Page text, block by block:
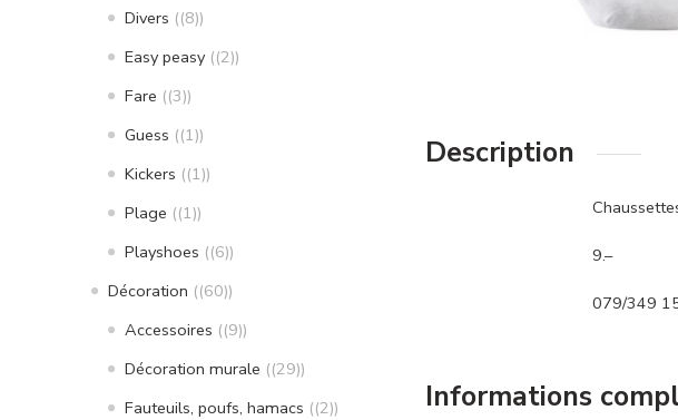
Description
9.–
079/349
Informations
Divers (8)
Easy peasy (2)
Fare (3)
Guess (1)
Kickers (1)
Plage (1)
Playshoes (6)
Décoration (60)
Accessoires (9)
Décoration murale (29)
Fauteuils, poufs, hamacs (2)